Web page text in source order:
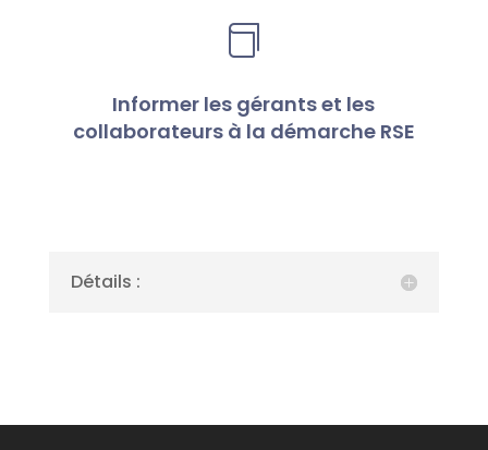

Informer les gérants et les
collaborateurs à la démarche RSE
Détails :